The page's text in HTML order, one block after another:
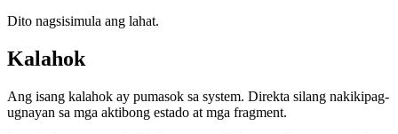
Dito nagsisimula ang lahat.
Kalahok
Ang isang kalahok ay pumasok sa system. Direkta silang nakikipag-
ugnayan sa mga aktibong estado at mga fragment.